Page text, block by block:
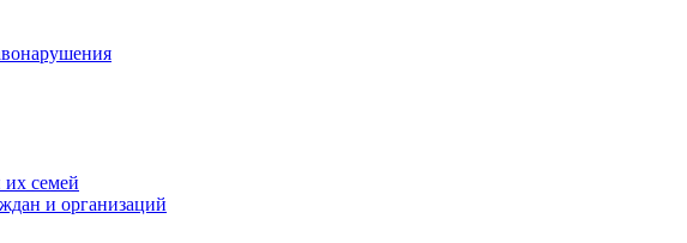
семей
и организаций